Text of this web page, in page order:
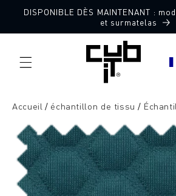
directement
DISPONIBLE DÈS MAINTENANT :
et surmatelas
Accueil échantillon de tissu
l'information
sur le
produit
10